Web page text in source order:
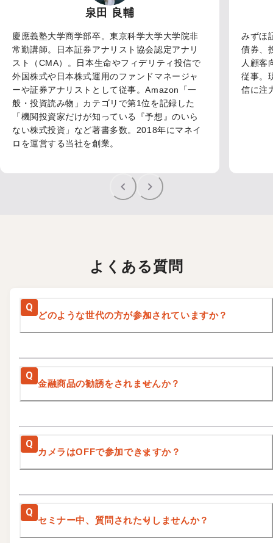
泉田 良輔
慶應義塾大学商学部卒。東京科学大学大学院非
常勤講師。日本証券アナリスト協会認定アナリ
スト（CMA）。日本生命やフィデリティ投信で
外国株式や日本株式運用のファンドマネージャ
ーや証券アナリストとして従事。Amazon「一
般・投資読み物」カテゴリで第1位を記録した
「機関投資家だけが知っている『予想』のいら
ない株式投資」など著書多数。2018年にマネイ
ロを運営する当社を創業。
みずほ
債券、
人顧客
従事。
信に注
よくある質問
Q
どのような世代の方が参加されていますか？
Q
金融商品の勧誘をされませんか？
Q
カメラはOFFで参加できますか？
Q
セミナー中、質問されたりしませんか？